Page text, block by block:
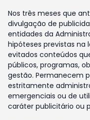
Nos três meses que
divulgação de
entidades da
hipóteses previstas na
evitados conteúdos
públicos, programas,
gestão. Permanecem
estritamente
emergenciais ou de
caráter publicitário ou